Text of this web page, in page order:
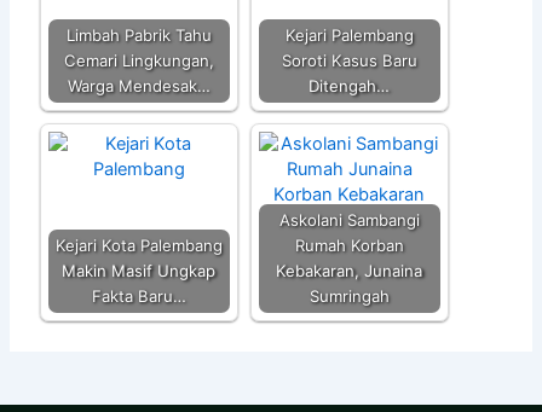
Limbah Pabrik Tahu
Cemari Lingkungan,
Warga Mendesak…
Kejari Palembang
Soroti Kasus Baru
Ditengah…
Kejari Kota Palembang
Makin Masif Ungkap
Fakta Baru…
Askolani Sambangi
Rumah Korban
Kebakaran, Junaina
Sumringah